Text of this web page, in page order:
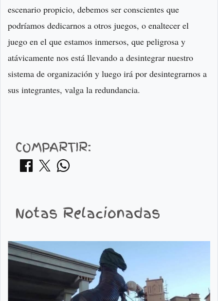
escenario propicio, debemos ser conscientes que
podríamos dedicarnos a otros juegos, o enaltecer el
juego en el que estamos inmersos, que peligrosa y
atávicamente nos está llevando a desintegrar nuestro
sistema de organización y luego irá por desintegrarnos a
sus integrantes, valga la redundancia.
COMPARTIR:
Notas Relacionadas